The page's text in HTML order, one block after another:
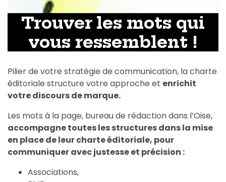
Trouver les mots qui
vous ressemblent !
Pilier de votre stratégie de communication, la charte
éditoriale structure votre approche et enrichit
votre discours de marque.
Les mots à la page, bureau de rédaction dans l’Oise,
accompagne toutes les structures dans la mise
en place de leur charte éditoriale, pour
communiquer avec justesse et précision :
Associations,